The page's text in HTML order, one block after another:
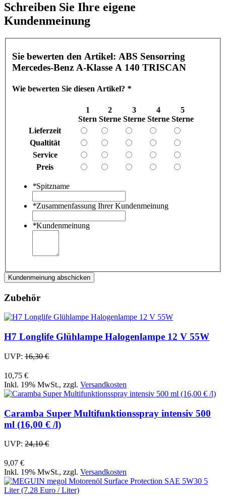
Schreiben Sie Ihre eigene
Kundenmeinung
Sie bewerten den Artikel: ABS Sensorring
Mercedes-Benz A-Klasse A 140 TRISCAN
Wie bewerten Sie diesen Artikel? *
1
Stern
2
Sterne
3
Sterne
4
Sterne
5
Sterne
Lieferzeit
Qualtität
Service
Preis
*Spitzname
*Zusammenfassung Ihrer Kundenmeinung
*Kundenmeinung
Kundenmeinung abschicken
Zubehör
H7 Longlife Glühlampe Halogenlampe 12 V 55W
UVP: 16,30 €
10,75 €
Inkl. 19% MwSt., zzgl. Versandkosten
Caramba Super Multifunktionsspray intensiv 500
ml (16,00 € /l)
UVP: 24,10 €
9,07 €
Inkl. 19% MwSt., zzgl. Versandkosten